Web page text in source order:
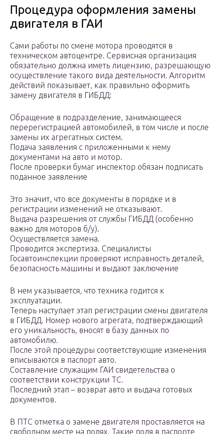
Процедура оформления замены
двигателя в ГАИ
Сами работы по смене мотора проводятся в
техническом автоцентре. Сервисная организация
обязательно должна иметь лицензию, разрешающую
осуществление такого вида деятельности. Алгоритм
действий показывает, как правильно оформить
замену двигателя в ГИБДД:
Обращение в подразделение, занимающееся
перерегистрацией автомобилей, в том числе и после
замены их агрегатных систем.
Подача заявления с приложенными к нему
документами на авто и мотор.
После проверки бумаг инспектор обязан подписать
поданное заявление
Это значит, что все документы в порядке и в
регистрации изменений не отказывают.
Выдача разрешения от службы ГИБДД (особенно
важно для моторов б/у).
Осуществляется замена.
Проводится экспертиза. Специалисты
Госавтоинспекции проверяют исправность деталей,
безопасность машины и выдают заключение
В нем указывается, что техника годится к
эксплуатации.
Теперь наступает этап регистрации смены двигателя
в ГИБДД. Номер нового агрегата, подтверждающий
его уникальность, вносят в базу данных по
автомобилю.
После этой процедуры соответствующие изменения
вписываются в паспорт авто.
Составление служащим ГАИ свидетельства о
соответствии конструкции ТС.
Последний этап – возврат авто и выдача готовых
документов.
В ПТС отметка о замене двигателя проставляется на
свободном месте на полях. Такие поля в паспорте